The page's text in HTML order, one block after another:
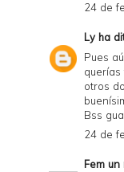
24 de
Lyha
Pues
otros
Bss
24 de
Fem un